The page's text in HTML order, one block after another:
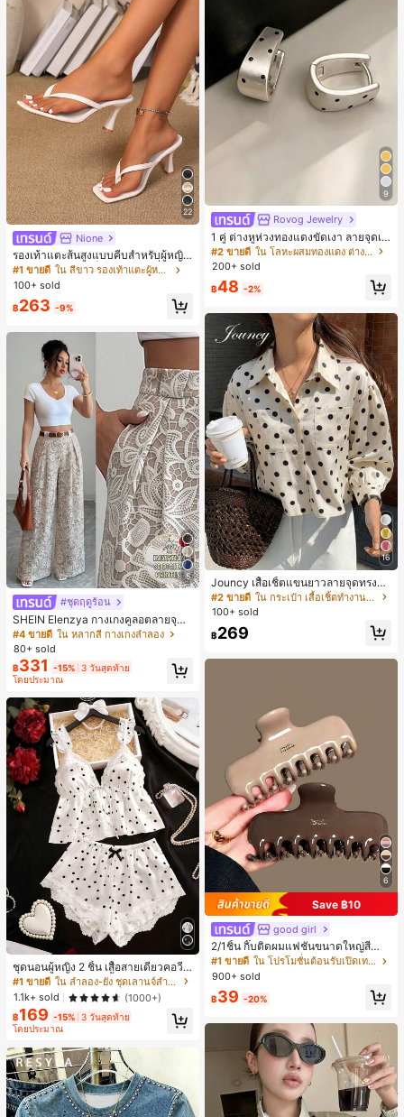
22
Nione
รองเท้าแตะส้นสูงแบบคีบสำหรับผู้หญิง
สไตล์คลาสสิก สีบล็อก สไตล์แฟรี่ฤดูร้อ
น ส้นเข็ม รองเท้าแตะแบบคีบ รองเท้าแ
ตะชายหาดแฟชั่นสายไขว้ รองเท้าผู้ห
ญิง สำหรับออฟฟิศ บ้าน กลางแจ้ง ดีไซ
น์หัวเหลี่ยม ชิคและหรูหรา สำหรับเดทไ
นท์
#1 ขายดี
ใน สีขาว รองเท้าแตะผู้หญิง
100+ sold
฿263 -9%
5
#ชุดฤดูร้อน
SHEIN Elenzya กางเกงคูลอตลายจุดเ
อวสูงแบบใหม่สำหรับฤดูใบไม้ผลิ/ฤดูร้อ
น, สไตล์หรูหราเหมาะสำหรับใส่ในชีวิต
ประจำวันและทำงาน, ให้ความรู้สึกวินเ
ทจสำหรับฤดูรับปริญญา, เทศกาลดนตร
ี, การแข่งม้าดาร์บี้, วันประกาศอิสรภาพ
#4 ขายดี ใน หลากสี กางเกงลำลอง
80+ sold
฿331 -15% 3 วันสุดท้าย
โดยประมาณ
ชุดนอนผู้หญิง 2 ชิ้น เสื้อสายเดี่ยวคอวีลู
กไม้ พร้อมกางเกงขาสั้นแต่งลูกไม้ แต่ง
โบว์ที่เอว ชุดลำลองผู้หญิงนุ่มสบายน่ารั
ก สไตล์เอสเธติก
#1 ขายดี
ใน ลำลอง-ยัง ชุดเลานจ์สำหรับผู้หญิง
1.1k+ sold
(1000+)
฿169 -15% 3 วันสุดท้าย
โดยประมาณ
9
Rovog Jewelry
1 คู่ ต่างหูห่วงทองแดงขัดเงา ลายจุดเร
ขาคณิตสไตล์มินิมอล เหมาะสำหรับสว
มใส่ประจำวันแบบสบายๆ สำหรับผู้หญิง
#2 ขายดี
ใน โลหะผสมทองแดง ต่างหูผู้หญิง
200+ sold
฿48 -2%
16
Jouncy เสื้อเชิ้ตแขนยาวลายจุดทรงหล
วมสำหรับผู้หญิง
#2 ขายดี
ใน กระเป๋า เสื้อเชิ้ตทำงานมีกระเป๋า
100+ sold
฿269
6
Save ฿10
good girl
2/1ชิ้น กิ๊บติดผมแฟชั่นขนาดใหญ่สีน้ำ
ตาลชานมสำหรับผู้หญิง เหมาะสำหรับก
ารอาบน้ำ ล้างหน้า และจัดแต่งทรงผม
#1 ขายดี
ใน โปรโมชั่นต้อนรับเปิดเทอม เครื่องประดับผมผู้หญิง
900+ sold
฿39 -20%